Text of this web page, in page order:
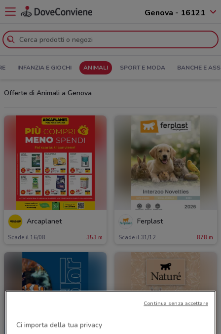
Genova - 16121
INFANZIA E GIOCHI ANIMALI SPORT E MODA BANCHE E
Offerte di Animali a Genova
Arcaplanet
Scade il 16/08 353 m
Ferplast
Scade il 31/12 878 m
Ci importa della tua privacy
Continua senza accettare